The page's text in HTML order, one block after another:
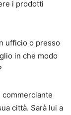
i prodotti
ufficio o presso
in che modo
commerciante
città. Sarà lui a